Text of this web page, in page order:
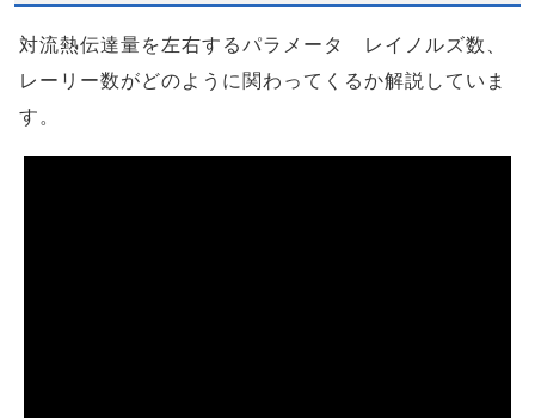
対流熱伝達量を左右するパラメータ レイノルズ数、
レーリー数がどのように関わってくるか解説していま
す。